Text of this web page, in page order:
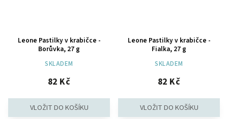
Leone Pastilky v krabičce -
Borůvka, 27 g
SKLADEM
82 Kč
Leone Pastilky v krabičce -
Fialka, 27 g
SKLADEM
82 Kč